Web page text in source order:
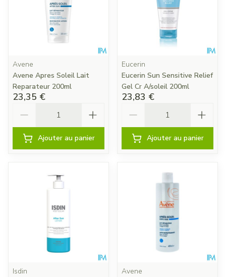
Avene
Avene Apres Soleil Lait
Reparateur 200ml
23,35 €
Ajouter au panier
Eucerin
Eucerin Sun Sensitive Relief
Gel Cr A/soleil 200ml
23,83 €
Ajouter au panier
Isdin
Avene